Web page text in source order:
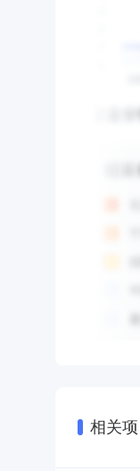
相关项